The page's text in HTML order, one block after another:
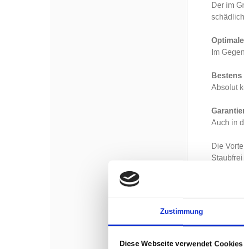
Zustimmung
Diese Webseite verwendet Cookies
Der im
Im
Absolut
Auch in
Die
Staubfrei
Immer